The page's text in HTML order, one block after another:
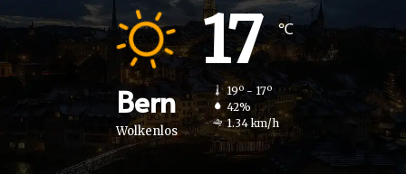
Bern
Wolkenlos
17℃
19º - 17º
42%
1.34 km/h